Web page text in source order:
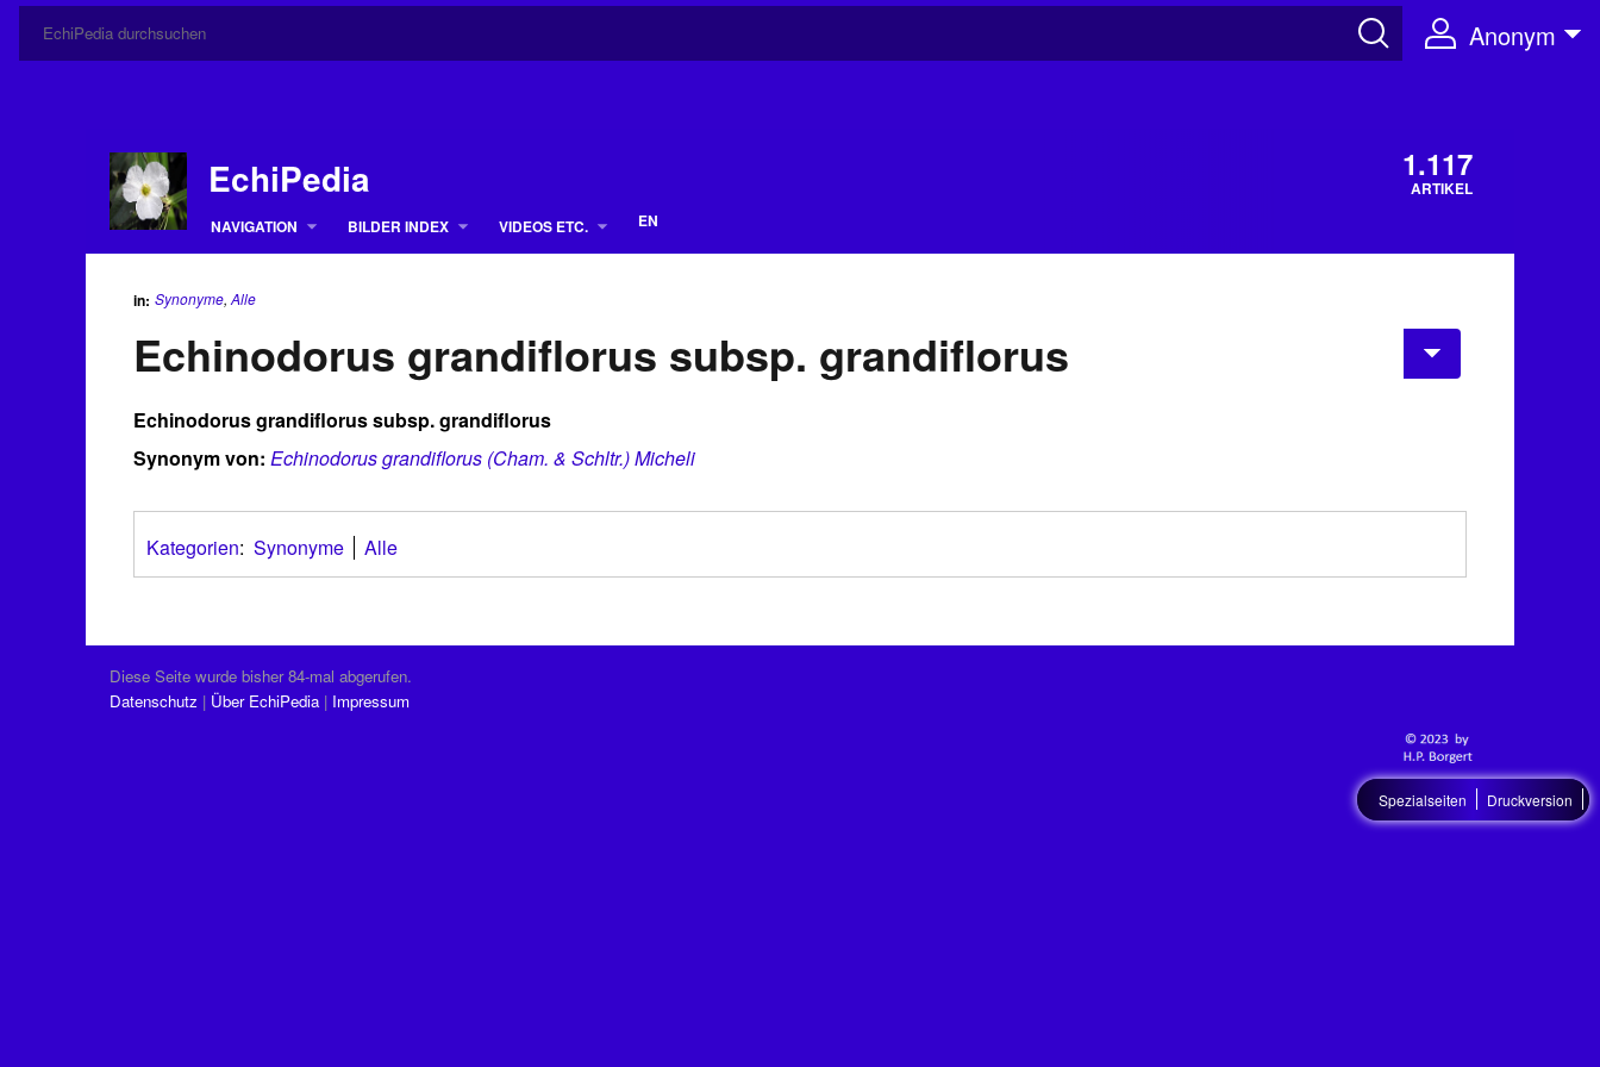
Anonym
EchiPedia 1.117
ARTIKEL
NAVIGATION
BILDER INDEX VIDEOS ETC. EN
in: Synonyme, Alle
Echinodorus grandiflorus subsp. grandiflorus
Echinodorus grandiflorus subsp. grandiflorus
Synonym von: Echinodorus grandiflorus (Cham. & Schltr.) Micheli
Kategorien: Synonyme Alle
Diese Seite wurde bisher 84-mal abgerufen.
Datenschutz
Über EchiPedia Impressum
Spezialseiten Druckversion